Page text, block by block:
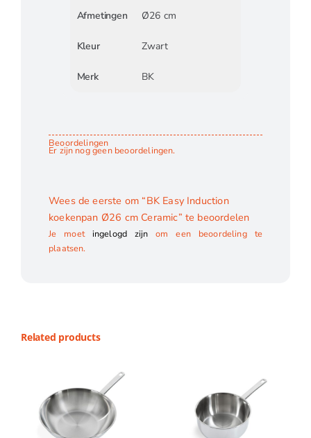
Afmetingen Ø26 cm
Kleur Zwart
Merk BK
Beoordelingen
Er zijn nog geen beoordelingen.
Wees de eerste om “BK Easy Induction
koekenpan Ø26 cm Ceramic” te beoordelen
Je moet ingelogd zijn om een beoordeling te
plaatsen.
Related products